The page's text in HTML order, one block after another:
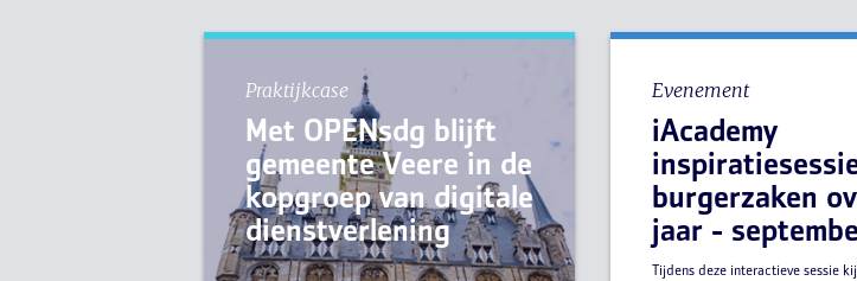
Praktijkcase
Met OPENsdg blijft
gemeente Veere in de
kopgroep van digitale
dienstverlening
Evenement
iAcademy
burgerzaken
jaar -
Tijdens deze interactieve sessie